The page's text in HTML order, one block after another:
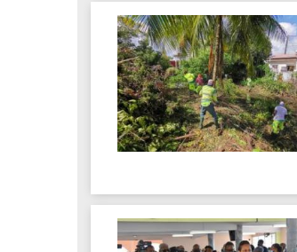
Le funéraire
Numéros d'urgence
SANTÉ
Annuaire santé